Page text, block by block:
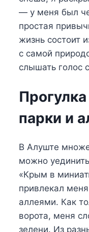
— у меня был
простая
жизнь состоит
с самой
слышать голос
парки и
В Алуште
можно
«Крым в
привлекал
аллеями. Как
ворота, меня
зелени. Из